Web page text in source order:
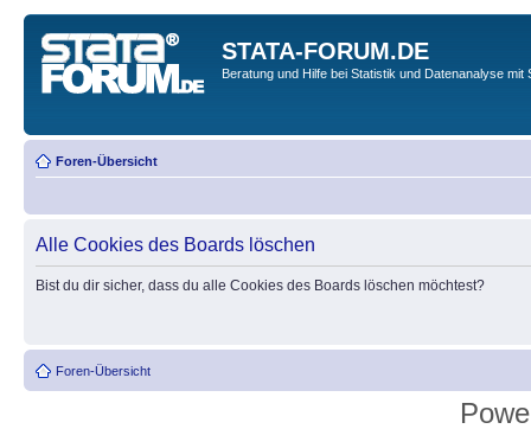
STATA-FORUM.DE
Beratung und Hilfe bei Statistik und Datenanalyse mit
Foren-Übersicht
Alle Cookies des Boards löschen
Bist du dir sicher, dass du alle Cookies des Boards löschen möchtest?
Foren-Übersicht